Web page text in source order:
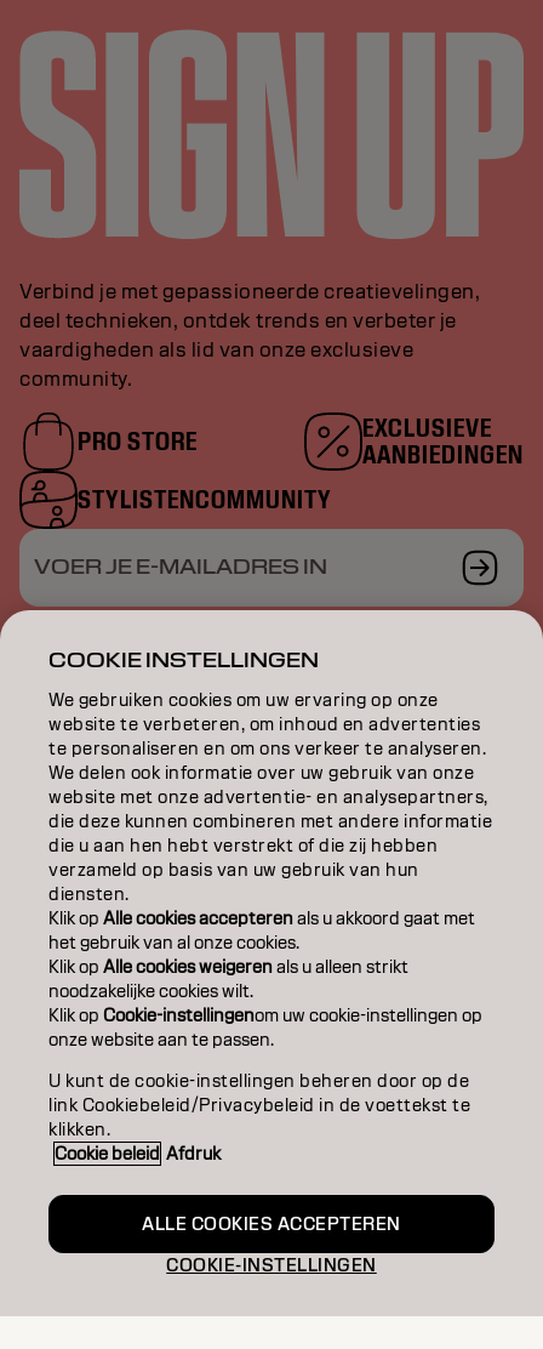
Verbind je met gepassioneerde creatievelingen,
deel technieken, ontdek trends en verbeter je
vaardigheden als lid van onze exclusieve
community.
PRO STORE
EXCLUSIEVE
AANBIEDINGEN
STYLISTENCOMMUNITY
VOER JE E-MAILADRES IN
KLEUR
VERZORGING
TEXTUUR
STYLING
INSPIRATIE
EDUCATION
OVER
SALONVINDER
WORD PARTNER
PrivacyverklaringCookiebeleid
COOKIE INSTELLINGEN
We gebruiken cookies om uw ervaring op onze
website te verbeteren, om inhoud en advertenties
te personaliseren en om ons verkeer te analyseren.
We delen ook informatie over uw gebruik van onze
website met onze advertentie- en analysepartners,
die deze kunnen combineren met andere informatie
die u aan hen hebt verstrekt of die zij hebben
verzameld op basis van uw gebruik van hun
diensten.
Klik opAlle cookies accepterenals u akkoord gaat met
het gebruik van al onze cookies.
Klik opAlle cookies weigerenals u alleen strikt
noodzakelijke cookies wilt.
Klik opCookie-instellingenom uw cookie-instellingen op
onze website aan te passen.
U kunt de cookie-instellingen beheren door op de
link Cookiebeleid/Privacybeleid in de voettekst te
klikken.
Cookie beleid Afdruk
COOKIE-INSTELLINGEN
ALLE COOKIES ACCEPTEREN